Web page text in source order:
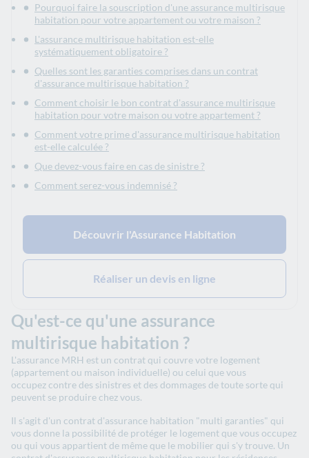
Pourquoi faire la souscription d'une assurance multirisque
habitation pour votre appartement ou votre maison ?
L'assurance multirisque habitation est-elle
systématiquement obligatoire ?
Quelles sont les garanties comprises dans un contrat
d'assurance multirisque habitation ?
Comment choisir le bon contrat d'assurance multirisque
habitation pour votre maison ou votre appartement ?
Comment votre prime d'assurance multirisque habitation
est-elle calculée ?
Que devez-vous faire en cas de sinistre ?
Comment serez-vous indemnisé ?
Découvrir l'Assurance Habitation
Réaliser un devis en ligne
Qu'est-ce qu'une assurance
multirisque habitation ?
L'assurance MRH est un contrat qui couvre votre logement
(appartement ou maison individuelle) ou celui que vous
occupez contre des sinistres et des dommages de toute sorte qui
peuvent se produire chez vous.
Il s'agit d'un contrat d'assurance habitation "multi garanties" qui
vous donne la possibilité de protéger le logement que vous occupez
ou qui vous appartient de même que le mobilier qui s'y trouve. Un